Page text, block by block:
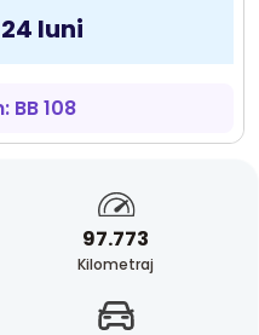
24 luni
BB 108
97.773
Kilometraj